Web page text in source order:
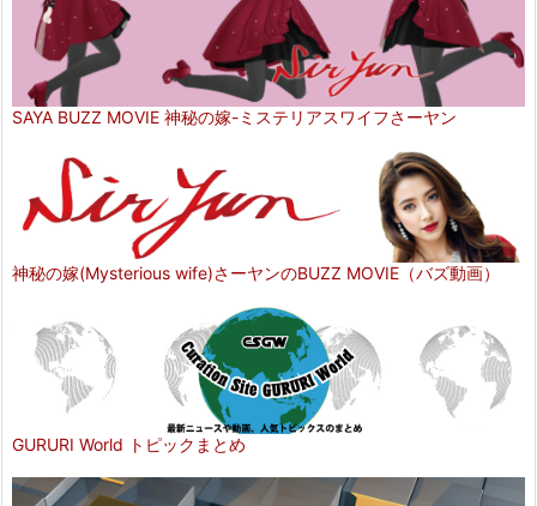
SAYA BUZZ MOVIE 神秘の嫁-ミステリアスワイフさーヤン
神秘の嫁(Mysterious wife)さーヤンのBUZZ MOVIE（バズ動画）
GURURI World トピックまとめ